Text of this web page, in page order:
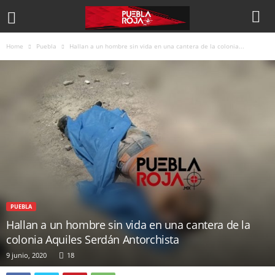
Home Puebla Hallan a un hombre sin vida en una cantera de la colonia...
PUEBLA
Hallan a un hombre sin vida en una cantera de la
colonia Aquiles Serdán Antorchista
9 junio, 2020 18